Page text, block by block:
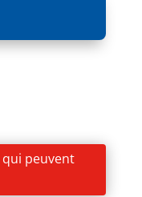
peuvent